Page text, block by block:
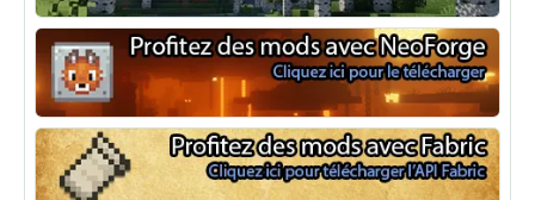
Optifine
NeoForge